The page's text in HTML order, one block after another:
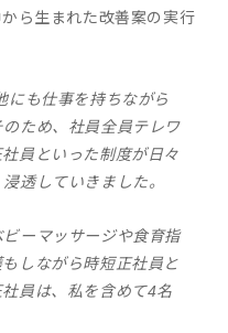
ら生まれた改善案の実行
にも仕事を持ちながら
ため、社員全員テレワ
員といった制度が日々
透していきました。
ーマッサージや食育指
しながら時短正社員と
員は、私を含めて4名